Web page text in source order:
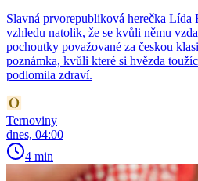
Slavná prvorepubliková herečka Lída
vzhledu natolik, že se kvůli němu
pochoutky považované za českou
poznámka, kvůli které si hvězda
podlomila zdraví.
Ternoviny
dnes, 04:00
4 min